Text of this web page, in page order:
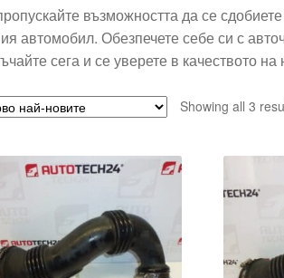
възможността да се
автомобил. Обезпечете себе си с
сега и се уверете в качеството
Showing all 3